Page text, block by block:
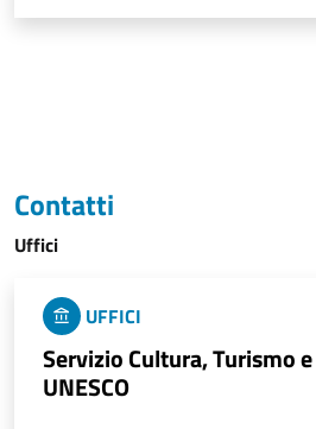
Contatti
Uffici
UFFICI
Servizio Cultura, Turismo
UNESCO